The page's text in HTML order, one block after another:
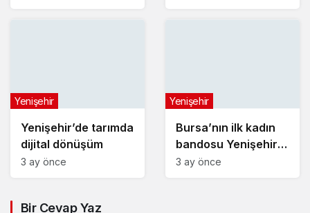
Yenişehir’de tarımda
dijital dönüşüm
Yenişehir
3 ay önce
Bursa’nın ilk kadın
bandosu Yenişehir
sokaklarında
Yenişehir
3 ay önce
Bir Cevap Yaz